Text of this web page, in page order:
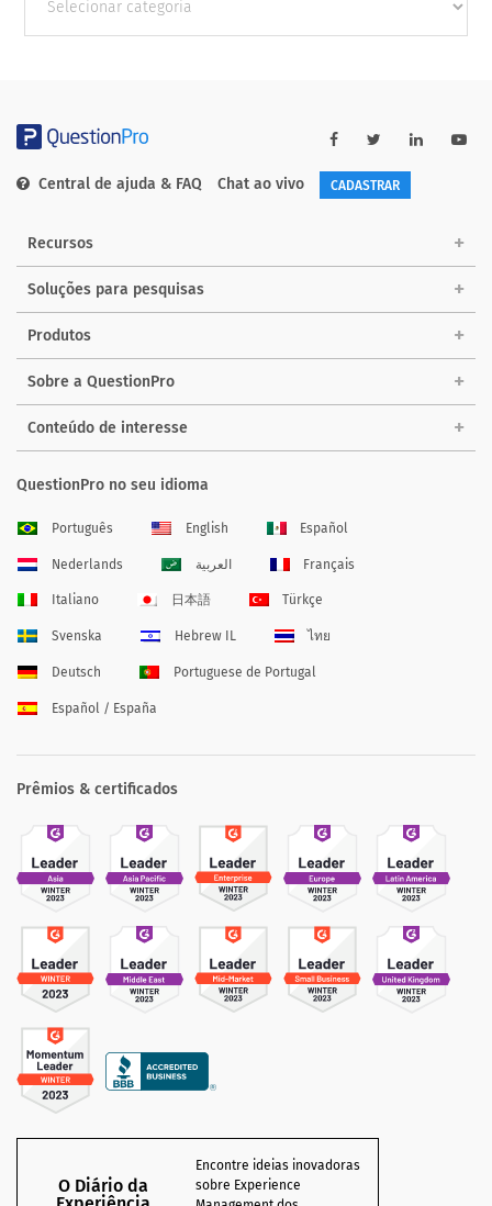
Categorias
Central de ajuda & FAQ Chat ao vivo CADASTRAR
Recursos
Soluções para pesquisas
Produtos
Sobre a QuestionPro
Conteúdo de interesse
QuestionPro no seu idioma
Português English Español
Nederlands العربية Français
Italiano 日本語 Türkçe
Svenska Hebrew IL ไทย
Deutsch Portuguese de Portugal
Español / España
Prêmios & certificados
O Diário da
Encontre ideias inovadoras
sobre Experience